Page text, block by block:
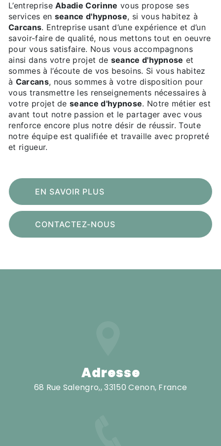
L’entrepriseAbadie Corinne vous propose ses
services en seance d'hypnose, si vous habitez à
Carcans. Entreprise usant d’une expérience et d’un
savoir-faire de qualité, nous mettons tout en oeuvre
pour vous satisfaire. Nous vous accompagnons
ainsi dans votre projet de seance d'hypnose et
sommes à l’écoute de vos besoins. Si vous habitez
à Carcans, nous sommes à votre disposition pour
vous transmettre les renseignements nécessaires à
votre projet deseance d'hypnose. Notre métier est
avant tout notre passion et le partager avec vous
renforce encore plus notre désir de réussir. Toute
notre équipe est qualifiée et travaille avec propreté
et rigueur.
EN SAVOIR PLUS
CONTACTEZ-NOUS
Adresse
68 Rue Salengro,, 33150 Cenon, France